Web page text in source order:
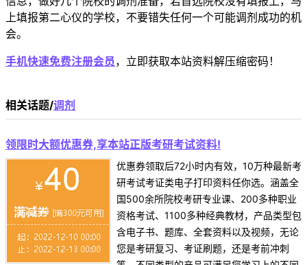
上填报第二心仪的学校，不要错失任何一个可能调剂成功的机
会。
手机快速免费注册会员 ，立即获取本站资料解压缩密码！
相关话题/调剂
领限时大额优惠券,享本站正版考研考试资料!
优惠券领取后72小时内有效，10万种最新考
研考试考证类电子打印资料任你选。涵盖全
国500余所院校考研专业课、200多种职业
资格考试、1100多种经典教材，产品类型包
含电子书、题库、全套资料以及视频，无论
您是考研复习、考证刷题，还是考前冲刺